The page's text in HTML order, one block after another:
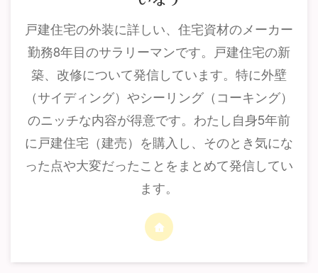
戸建住宅の外装に詳しい、住宅資材のメーカー
勤務8年目のサラリーマンです。戸建住宅の新
築、改修について発信しています。特に外壁
（サイディング）やシーリング（コーキング）
のニッチな内容が得意です。わたし自身5年前
に戸建住宅（建売）を購入し、そのとき気にな
った点や大変だったことをまとめて発信してい
ます。